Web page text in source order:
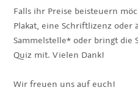
Falls ihr Preise beisteuern
Plakat, eine Schriftlizenz
Sammelstelle* oder bringt die
Quiz mit. Vielen Dank!
Wir freuen uns auf euch!